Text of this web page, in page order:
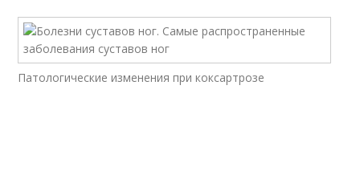
Патологические изменения при коксартрозе